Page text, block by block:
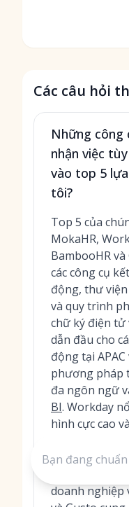
Các câu hỏi
Những
nhận việc
vào top 5
tôi?
Top 5 của
MokaHR,
BambooHR
các công cụ
động, thư
và quy trình
chữ ký điện tử
dẫn đầu cho
động tại
phương pháp
đa ngôn ngữ
BI. Workday
hình cực cao
nghiệm ATS
mời nhận
doanh nghiệp